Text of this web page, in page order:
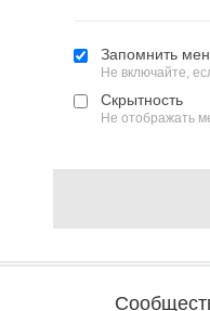
Запомнить
Не включайте,
Скрытность
Не отображать